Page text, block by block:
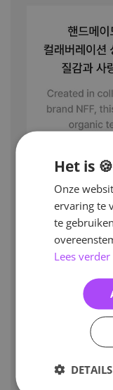
Het is
Onze
ervaring te
te
Lees verder